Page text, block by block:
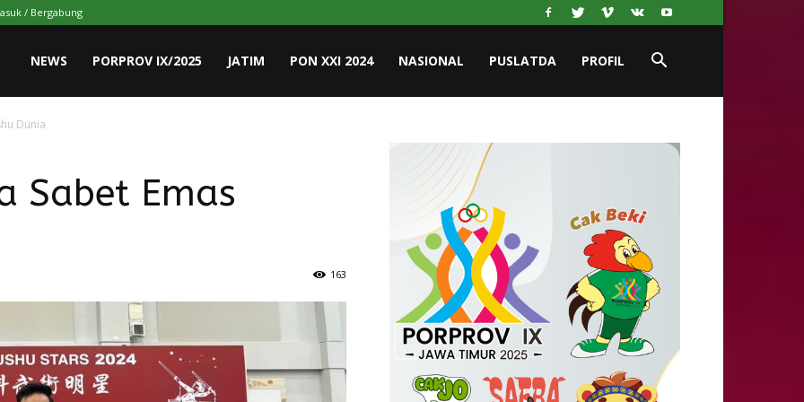
/ Bergabung
NEWS PORPROV IX/2025 JATIM PON XXI 2024 NASIONAL PUSLATDA PROFIL
Dunia
Sabet Emas
163